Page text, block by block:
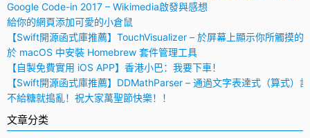
Google Code-in 2017 – Wikimedia啟發與感想
給你的網頁添加可愛的小倉鼠
【Swift開源函式庫推薦】TouchVisualizer – 於屏幕上顯示你所觸摸的
於 macOS 中安裝 Homebrew 套件管理工具
【自製免費實用 iOS APP】香港小巴：我要下車！
【Swift開源函式庫推薦】DDMathParser – 通過文字表達式（算式）
不給糖就搗亂！祝大家萬聖節快樂！！
文章分类